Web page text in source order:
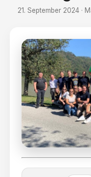
21. September 2024 ·